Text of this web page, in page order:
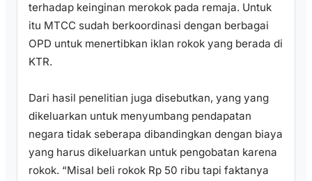
terhadap keinginan merokok pada remaja. Untuk
itu MTCC sudah berkoordinasi dengan berbagai
OPD untuk menertibkan iklan rokok yang berada di
KTR.
Dari hasil penelitian juga disebutkan, yang yang
dikeluarkan untuk menyumbang pendapatan
negara tidak seberapa dibandingkan dengan biaya
yang harus dikeluarkan untuk pengobatan karena
rokok. “Misal beli rokok Rp 50 ribu tapi faktanya